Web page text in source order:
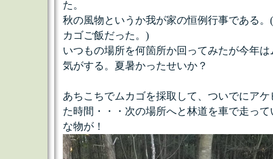
た。
秋の風物というか我が家の恒例行事である
カゴご飯だった。)
いつもの場所を何箇所か回ってみたが今年
気がする。夏暑かったせいか？
あちこちでムカゴを採取して、ついでにア
た時間・・・次の場所へと林道を車で走っ
な物が！